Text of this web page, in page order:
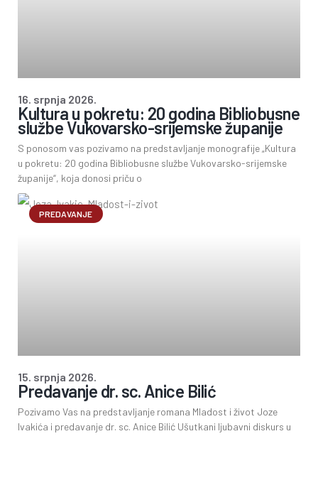
Kultura u pokretu: 20 godina Bibliobusne
službe Vukovarsko-srijemske županije
S ponosom vas pozivamo na predstavljanje monografije „Kultura
u pokretu: 20 godina Bibliobusne službe Vukovarsko-srijemske
županije“, koja donosi priču o
16. srpnja 2026.
PREDAVANJE
Predavanje dr. sc. Anice Bilić
Pozivamo Vas na predstavljanje romana Mladost i život Joze
Ivakića i predavanje dr. sc. Anice Bilić Ušutkani ljubavni diskurs u
15. srpnja 2026.